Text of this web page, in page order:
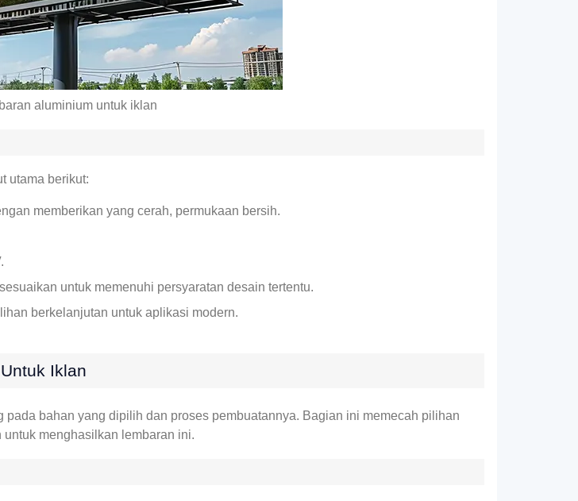
aluminium untuk iklan
utama berikut:
memberikan yang cerah, permukaan bersih.
untuk memenuhi persyaratan desain tertentu.
berkelanjutan untuk aplikasi modern.
Iklan
bahan yang dipilih dan proses pembuatannya. Bagian ini memecah pilihan
menghasilkan lembaran ini.